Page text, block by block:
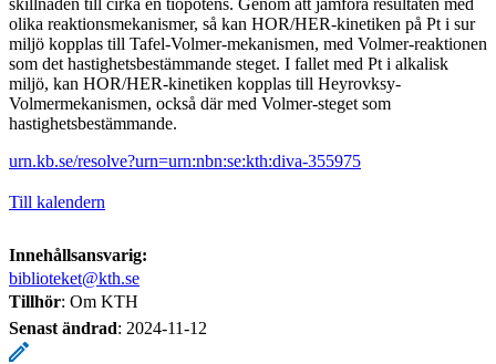
olika reaktionsmekanismer, så kan HOR/HER-kinetiken på Pt i sur
miljö kopplas till Tafel-Volmer-mekanismen, med Volmer-reaktionen
som det hastighetsbestämmande steget. I fallet med Pt i alkalisk
miljö, kan HOR/HER-kinetiken kopplas till Heyrovksy-
Volmermekanismen, också där med Volmer-steget som
hastighetsbestämmande.
urn.kb.se/resolve?urn=urn:nbn:se:kth:diva-355975
Till kalendern
Innehållsansvarig:
biblioteket@kth.se
Tillhör: Om KTH
Senast ändrad: 2024-11-12